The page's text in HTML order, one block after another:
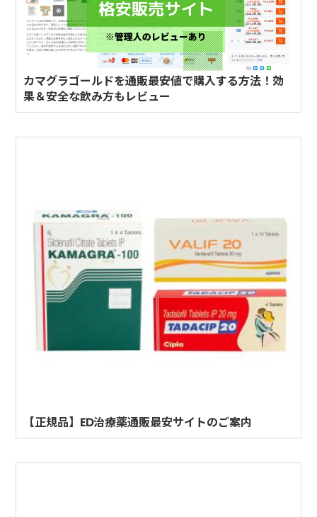
カマグラゴールドを通販最安値で購入する方法！効
果＆安全な飲み方もレビュー
【正規品】ED治療薬通販最安サイトのご案内